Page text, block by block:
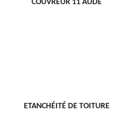
COUVREUR 11 AUDE
ETANCHÉITÉ DE TOITURE